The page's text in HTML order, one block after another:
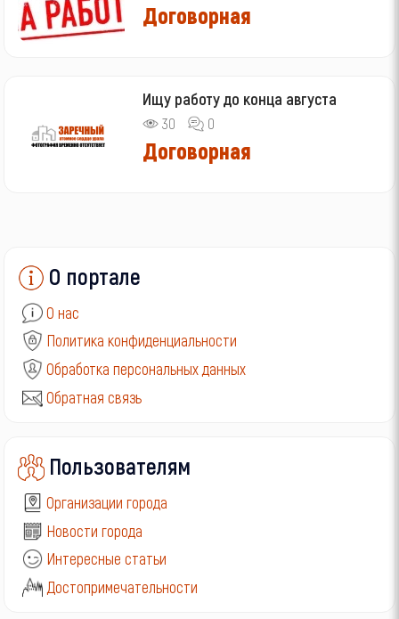
Договорная
Ищу работу до конца августа
30 0
Договорная
О портале
О нас
Политика конфиденциальности
Обработка персональных данных
Обратная связь
Пользователям
Организации города
Новости города
Интересные статьи
Достопримечательности